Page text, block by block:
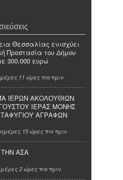
Θεσσαλίας ενισχύει
Προστασία του Δήμου
300.000 ευρώ
11 ώρες πιο πριν
ΙΕΡΩΝ ΑΚΟΛΟΥΘΙΩΝ
ΙΕΡΑΣ ΜΟΝΗΣ
ΑΓΡΑΦΩΝ
15 ώρες πιο πριν
ΑΣΑ
2 ώρεςπιο πριν